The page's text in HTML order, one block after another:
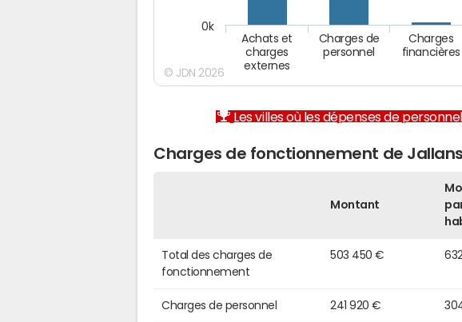
Achats et
charges
externes
Charges de
personnel
Charges
financières
0k
© JDN 2026
Les villes où les dépenses de
Charges de fonctionnement de
Montant
Total des charges de
fonctionnement
503 450 €
Charges de personnel 241 920 €